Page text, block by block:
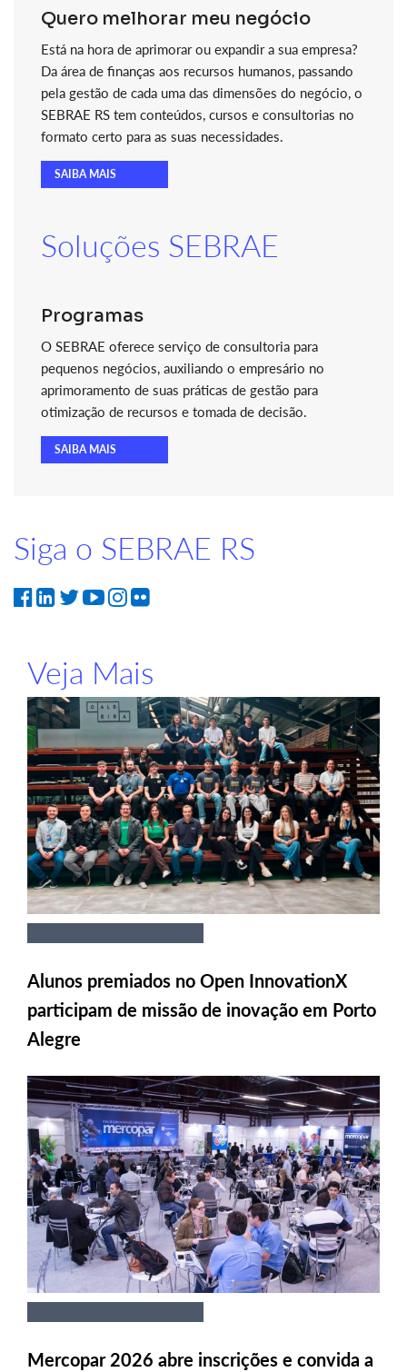
Quero melhorar meu negócio
Está na hora de aprimorar ou expandir a sua empresa?
Da área de finanças aos recursos humanos, passando
pela gestão de cada uma das dimensões do negócio, o
SEBRAE RS tem conteúdos, cursos e consultorias no
formato certo para as suas necessidades.
SAIBA MAIS
Soluções SEBRAE
Programas
O SEBRAE oferece serviço de consultoria para
pequenos negócios, auxiliando o empresário no
aprimoramento de suas práticas de gestão para
otimização de recursos e tomada de decisão.
SAIBA MAIS
Siga o SEBRAE RS
Veja Mais
Alunos premiados no Open InnovationX
participam de missão de inovação em Porto
Alegre
Mercopar 2026 abre inscrições e convida a